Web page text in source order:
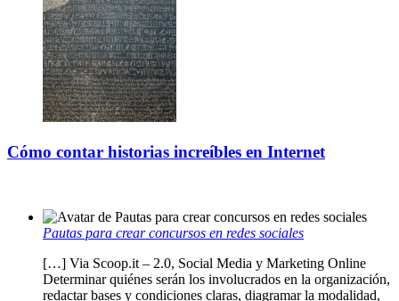
Cómo contar historias increíbles en Internet
Pautas para crear concursos en redes sociales
[…] Via Scoop.it – 2.0, Social Media y Marketing Online
Determinar quiénes serán los involucrados en la organización,
redactar bases y condiciones claras, diagramar la modalidad,